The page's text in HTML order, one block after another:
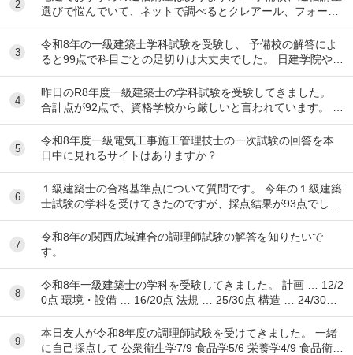
2
選びで悩んでいて、ネットで調べるとクレアール、フォーサ
イト、スタディング、TACなど色々出てきて...
3
令和8年の一級建築士学科試験を受験し、 予備校の解答によ
ると99点で科目ごとの足切りは大丈夫でした。 日建学院やX
によると合格最低点予想が高くなると言われ...
4
昨日のR8年度一級建築士の学科試験を受験してきました。
合計点が92点で、資格学校から厳しいと言われています。 製
図の準備は始めるべきでしょうか？ ちな...
5
令和8年度一級電気工事施工管理技士の一次試験の回答を本
日中に見れるサイトはありますか？
6
１級建築士の合格基準点について質問です。 今年の１級建築
士試験の学科を受けてきたのですが、採点結果が93点でし
た。 各予備校の予想される合格基準点は N...
7
令和8年の関西広域連合の調理師試験の解答を知りたいで
す。
8
令和8年一級建築士の学科を受験してきました。 計画 … 12/2
0点 環境・設備 … 16/20点 法規 … 25/30点 構造 … 24/30点
...
9
本日友人が令和8年度の調理師試験を受けてきました。 一緒
に自己採点して 公衆衛生学7/9 食品学5/6 栄養学4/9 食品衛生